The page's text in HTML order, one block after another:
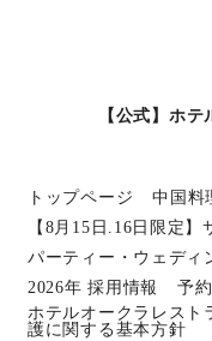
【公式】ホ
トップページ 中国料
【8月15日.16日限定】
パーティー・ウェディ
2026年 採用情報
予
ホテルオークラレスト
護に関する基本方針